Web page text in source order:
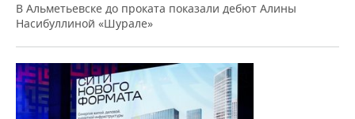
В Альметьевске до проката показали дебют Алины
Насибуллиной «Шурале»